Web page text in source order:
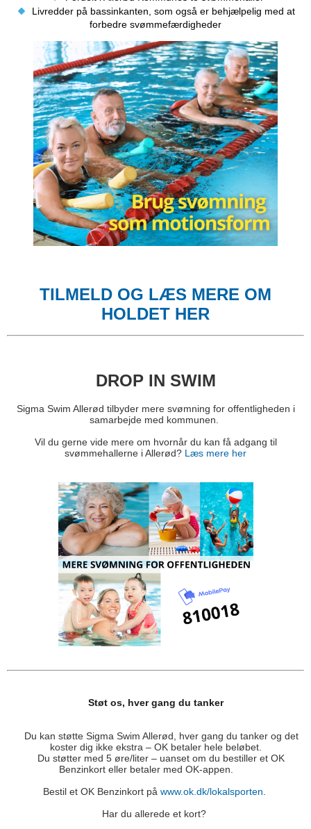
Livredder på bassinkanten, som også er behjælpelig med at
forbedre svømmefærdigheder
TILMELD OG LÆS MERE OM
HOLDET HER
DROP IN SWIM
Sigma Swim Allerød tilbyder mere svømning for offentligheden i
samarbejde med kommunen.
Vil du gerne vide mere om hvornår du kan få adgang til
svømmehallerne i Allerød? Læs mere her
Støt os, hver gang du tanker
Du kan støtte Sigma Swim Allerød, hver gang du tanker og det
koster dig ikke ekstra – OK betaler hele beløbet.
Du støtter med 5 øre/liter – uanset om du bestiller et OK
Benzinkort eller betaler med OK-appen.
Bestil et OK Benzinkort på www.ok.dk/lokalsporten
Har du allerede et kort?